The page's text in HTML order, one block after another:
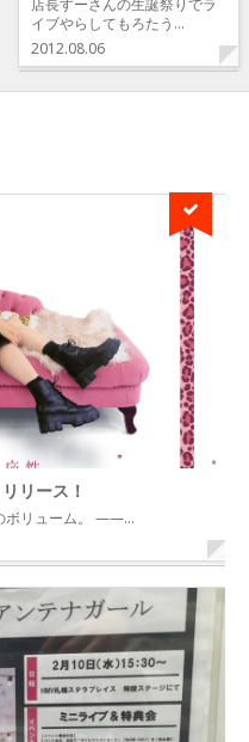
イブやらしてもろたう…
2012.08.06
リース！
ボリューム。 ——…